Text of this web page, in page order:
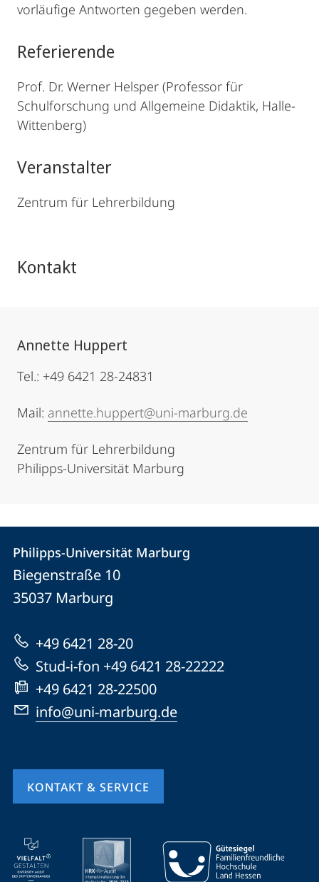
vorläufige Antworten gegeben werden.
Referierende
Prof. Dr. Werner Helsper (Professor für
Schulforschung und Allgemeine Didaktik, Halle-
Wittenberg)
Veranstalter
Zentrum für Lehrerbildung
Kontakt
Annette Huppert
Tel.: +49 6421 28-24831
Mail: annette.huppert@uni-marburg.de
Zentrum für Lehrerbildung
Philipps-Universität Marburg
Kontakt
und
Informationen
zur
Website
Kontaktinformationen
Philipps-
Universität
Marburg
Philipps-Universität Marburg
Biegenstraße 10
35037 Marburg
+49 6421 28-20
Stud-i-fon +49 6421 28-22222
+49 6421 28-22500
info@uni-marburg.de
KONTAKT & SERVICE
Mobile-
Service-